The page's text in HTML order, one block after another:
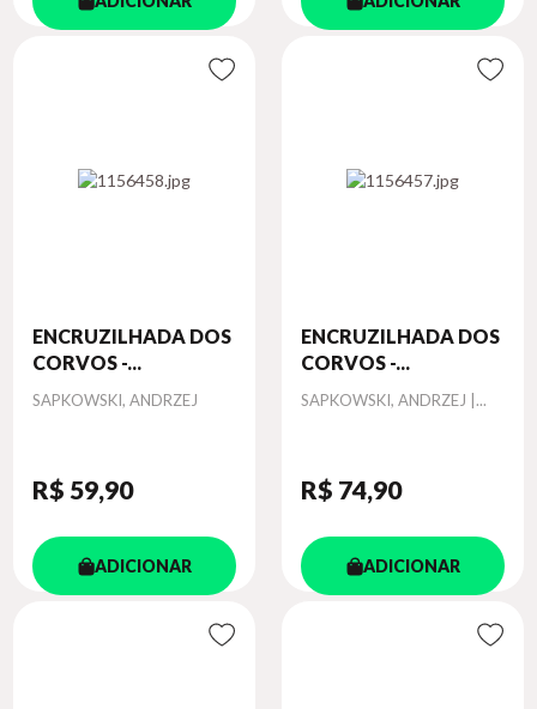
ENCRUZILHADA DOS
CORVOS -...
Autor
SAPKOWSKI, ANDRZEJ
R$ 59,90
ADICIONAR
ENCRUZILHADA DOS
CORVOS -...
Autor
SAPKOWSKI, ANDRZEJ |...
R$ 74,90
ADICIONAR